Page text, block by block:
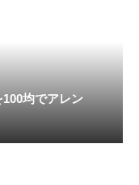
均でアレン